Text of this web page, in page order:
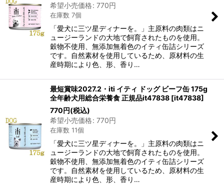
希望小売価格: 770円
在庫数 7個
「愛犬に三ツ星ディナーを。」主原料の肉類はニ
ュージーランドの大地で飼育されたものを使用。
穀物不使用、無添加無着色のイティ缶詰シリーズ
です。自然素材を使用しているため、原材料の生
産時期により色、形、香り…
最短賞味2027.2・iti イティ ドッグ ビーフ缶 175g
全年齢犬用総合栄養食 正規品it47838 [it47838]
770円(税込)
希望小売価格: 770円
在庫数 11個
「愛犬に三ツ星ディナーを。」主原料の肉類はニ
ュージーランドの大地で飼育されたものを使用。
穀物不使用、無添加無着色のイティ缶詰シリーズ
です。自然素材を使用しているため、原材料の生
産時期により色、形、香り…